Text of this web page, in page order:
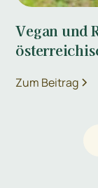
Vegan und
Zum Beitrag